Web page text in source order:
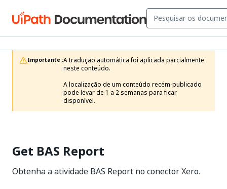
Importante :A tradução automática foi aplicada parcialmente
neste conteúdo.
A localização de um conteúdo recém-publicado
pode levar de 1 a 2 semanas para ficar
disponível.
Get BAS Report
Obtenha a atividade BAS Report no conector Xero.